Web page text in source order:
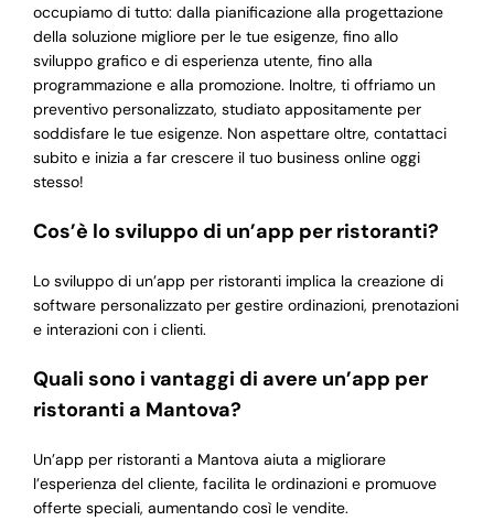
occupiamo di tutto: dalla pianificazione alla progettazione
della soluzione migliore per le tue esigenze, fino allo
sviluppo grafico e di esperienza utente, fino alla
programmazione e alla promozione. Inoltre, ti offriamo un
preventivo personalizzato, studiato appositamente per
soddisfare le tue esigenze. Non aspettare oltre, contattaci
subito e inizia a far crescere il tuo business online oggi
stesso!
Cos’è lo sviluppo di un’app per ristoranti?
Lo sviluppo di un’app per ristoranti implica la creazione di
software personalizzato per gestire ordinazioni, prenotazioni
e interazioni con i clienti.
Quali sono i vantaggi di avere un’app per
ristoranti a Mantova?
Un’app per ristoranti a Mantova aiuta a migliorare
l’esperienza del cliente, facilita le ordinazioni e promuove
offerte speciali, aumentando così le vendite.